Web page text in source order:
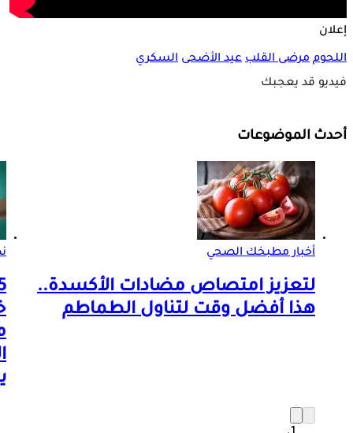
إعلان
اللحوم مرضى القلب عيد الأضحى السكري
فيديو قد يعجبك
أحدث الموضوعات
أخبار مطبخك الصحي
لتعزيز امتصاص مضادات الأكسدة..
هذا أفضل وقت لتناول الطماطم